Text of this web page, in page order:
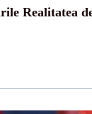
Realitatea